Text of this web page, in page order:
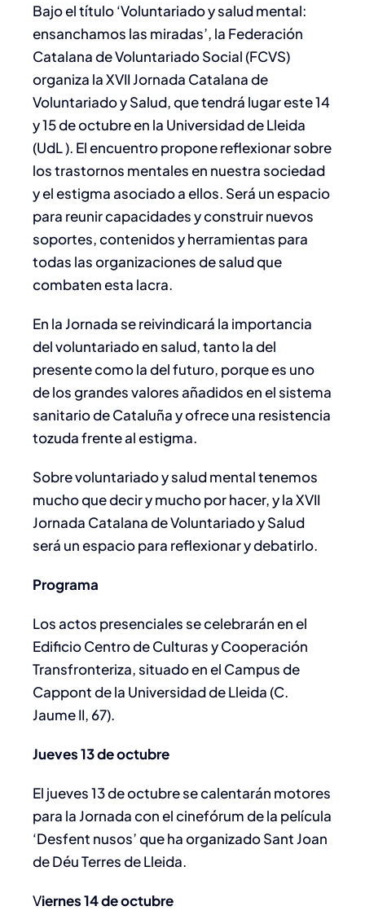
Bajo el título ‘Voluntariado y salud mental:
ensanchamos las miradas’, la Federación
Catalana de Voluntariado Social (FCVS)
organiza la XVII Jornada Catalana de
Voluntariado y Salud, que tendrá lugar este 14
y 15 de octubre en la Universidad de Lleida
(UdL ). El encuentro propone reflexionar sobre
los trastornos mentales en nuestra sociedad
y el estigma asociado a ellos. Será un espacio
para reunir capacidades y construir nuevos
soportes, contenidos y herramientas para
todas las organizaciones de salud que
combaten esta lacra.
En la Jornada se reivindicará la importancia
del voluntariado en salud, tanto la del
presente como la del futuro, porque es uno
de los grandes valores añadidos en el sistema
sanitario de Cataluña y ofrece una resistencia
tozuda frente al estigma.
Sobre voluntariado y salud mental tenemos
mucho que decir y mucho por hacer, y la XVII
Jornada Catalana de Voluntariado y Salud
será un espacio para reflexionar y debatirlo.
Programa
Los actos presenciales se celebrarán en el
Edificio Centro de Culturas y Cooperación
Transfronteriza, situado en el Campus de
Cappont de la Universidad de Lleida (C.
Jaume II, 67).
Jueves 13 de octubre
El jueves 13 de octubre se calentarán motores
para la Jornada con el cinefórum de la película
‘Desfent nusos’ que ha organizado Sant Joan
de Déu Terres de Lleida.
Viernes 14 de octubre